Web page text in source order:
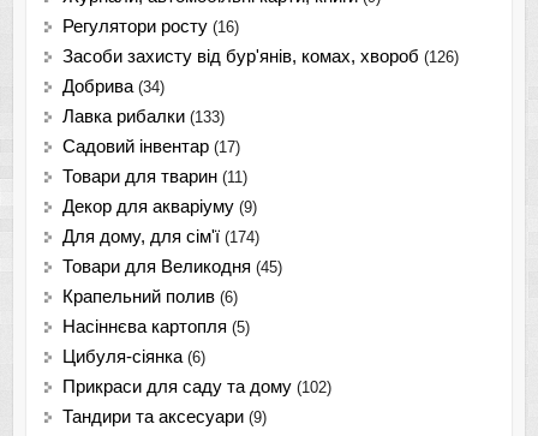
Регулятори росту (16)
Засоби захисту від бур'янів, комах, хвороб (126)
Добрива (34)
Лавка рибалки (133)
Садовий інвентар (17)
Товари для тварин (11)
Декор для акваріуму (9)
Для дому, для сім'ї (174)
Товари для Великодня (45)
Крапельний полив (6)
Насіннєва картопля (5)
Цибуля-сіянка (6)
Прикраси для саду та дому (102)
Тандири та аксесуари (9)